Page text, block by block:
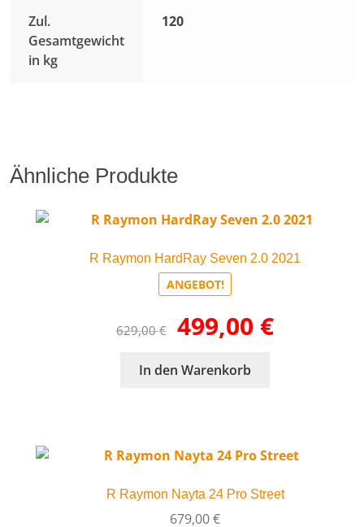
Zul.
Gesamtgewicht
in kg
120
Ähnliche Produkte
R Raymon HardRay Seven 2.0 2021
ANGEBOT!
629,00€
Ursprünglicher
Preis
629,00 €
499,00 €Aktueller
In den Warenkorb
R Raymon Nayta 24 Pro Street
679,00€